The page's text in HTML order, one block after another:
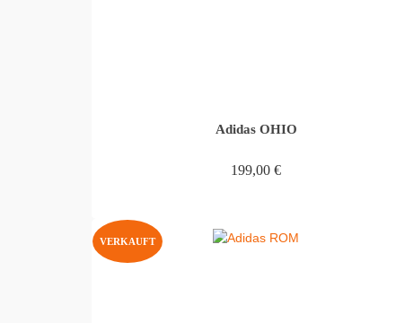
Adidas OHIO
199,00€
VERKAUFT